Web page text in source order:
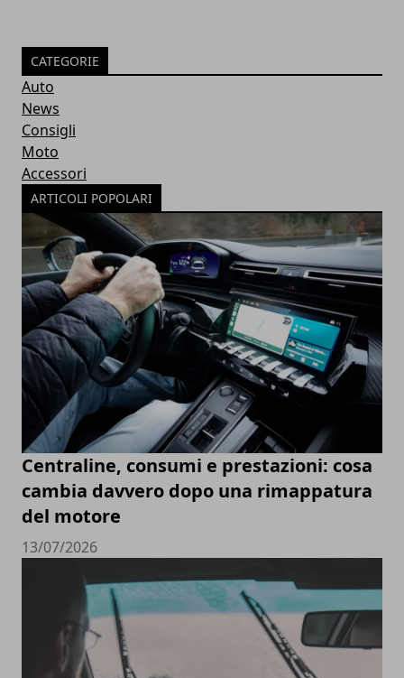
CATEGORIE
Auto
News
Consigli
Moto
Accessori
ARTICOLI POPOLARI
Centraline, consumi e prestazioni: cosa
cambia davvero dopo una rimappatura
del motore
13/07/2026